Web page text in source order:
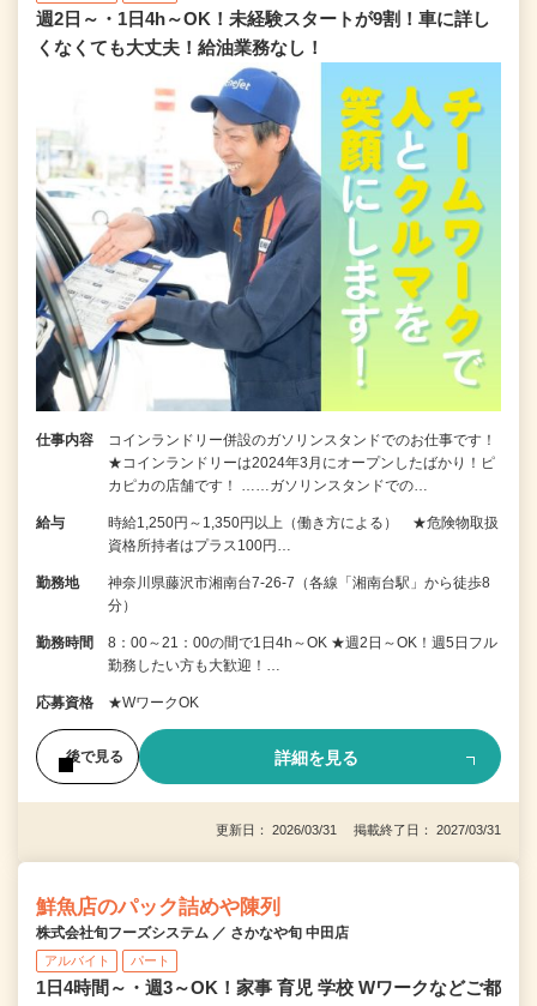
週2日～・1日4h～OK！未経験スタートが9割！車に詳し
くなくても大丈夫！給油業務なし！
仕事内容
コインランドリー併設のガソリンスタンドでのお仕事です！
★コインランドリーは2024年3月にオープンしたばかり！ピ
カピカの店舗です！ ……ガソリンスタンドでの…
給与
時給1,250円～1,350円以上（働き方による） ★危険物取扱
資格所持者はプラス100円…
勤務地
神奈川県藤沢市湘南台7-26-7（各線「湘南台駅」から徒歩8
分）
勤務時間
8：00～21：00の間で1日4h～OK ★週2日～OK！週5日フル
勤務したい方も大歓迎！…
応募資格 ★WワークOK
後で見る 詳細を見る
更新日： 2026/03/31 掲載終了日： 2027/03/31
鮮魚店のパック詰めや陳列
株式会社旬フーズシステム ／ さかなや旬 中田店
アルバイト パート
1日4時間～・週3～OK！家事 育児 学校 Wワークなどご都